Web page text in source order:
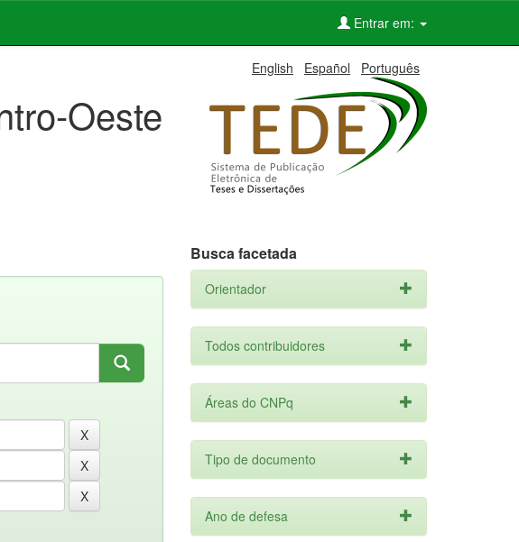
Entrar em:
English Español Português
Oeste
Busca facetada
Orientador
Todos contribuidores
Áreas do CNPq
Tipo de documento
Ano de defesa